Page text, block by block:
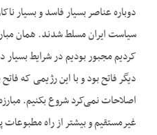
دوباره عناصر بسیار فاسد و بسیار
کردیم مجبور بودیم در شرایط بسیار
دیگر فاتح بود و با این رژیمی که
اصلاحات نمی‌کرد شروع بکنیم.
غیرمستقیم و بیشتر از راه